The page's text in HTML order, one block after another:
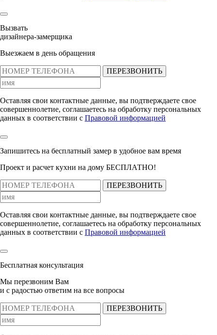
Вызвать
дизайнера-замерщика
Выезжаем в день обращения
ПЕРЕЗВОНИТЬ
Оставляя свои контактные данные, вы подтверждаете свое
совершеннолетие, соглашаетесь на обработку персональных
данных в соответствии с Правовой информацией
Запишитесь на бесплатный замер в удобное вам время
Проект и расчет кухни на дому БЕСПЛАТНО!
ПЕРЕЗВОНИТЬ
Оставляя свои контактные данные, вы подтверждаете свое
совершеннолетие, соглашаетесь на обработку персональных
данных в соответствии с Правовой информацией
Бесплатная консультация
Мы перезвоним Вам
и с радостью ответим на все вопросы
ПЕРЕЗВОНИТЬ